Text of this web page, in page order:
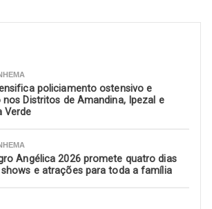
policiamento ostensivo e
nos Distritos de Amandina, Ipezal e
Verde
Angélica 2026 promete quatro dias
e atrações para toda a família